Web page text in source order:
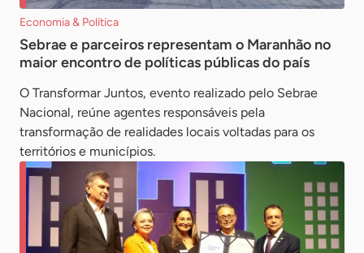
Economia & Política
Sebrae e parceiros representam o Maranhão no
maior encontro de políticas públicas do país
O Transformar Juntos, evento realizado pelo Sebrae
Nacional, reúne agentes responsáveis pela
transformação de realidades locais voltadas para os
territórios e municípios.